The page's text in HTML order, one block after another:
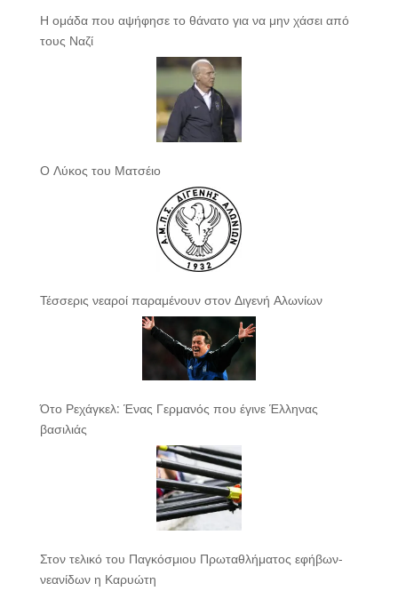
Η ομάδα που αψήφησε το θάνατο για να μην χάσει από
τους Ναζί
Ο Λύκος του Ματσέιο
Τέσσερις νεαροί παραμένουν στον Διγενή Αλωνίων
Ότο Ρεχάγκελ: Ένας Γερμανός που έγινε Έλληνας
βασιλιάς
Στον τελικό του Παγκόσμιου Πρωταθλήματος εφήβων-
νεανίδων η Καρυώτη